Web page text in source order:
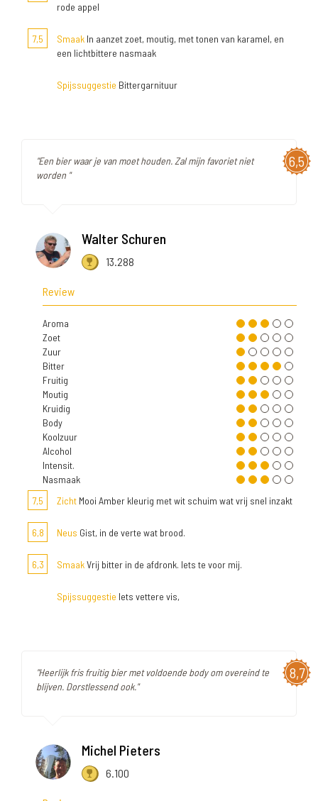
rode appel
7,5 Smaak In aanzet zoet, moutig, met tonen van karamel, en
een lichtbittere nasmaak
Spijssuggestie Bittergarnituur
6,5
"Een bier waar je van moet houden. Zal mijn favoriet niet
worden "
Walter Schuren
13.288
Review
Aroma
Zoet
Zuur
Bitter
Fruitig
Moutig
Kruidig
Body
Koolzuur
Alcohol
Intensit.
Nasmaak
7,5
Zicht Mooi Amber kleurig met wit schuim wat vrij snel inzakt
6,8 Neus Gist, in de verte wat brood.
6,3 SmaakVrij bitter in de afdronk. Iets te voor mij.
Spijssuggestie Iets vettere vis,
8,7
"Heerlijk fris fruitig bier met voldoende body om overeind te
blijven. Dorstlessend ook."
Michel Pieters
6.100